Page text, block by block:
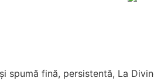
spumă fină, persistentă, La